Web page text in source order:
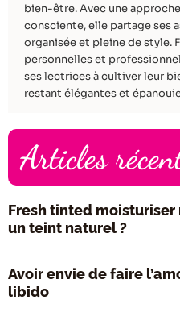
bien-être. Avec une
consciente, elle partage ses
organisée et pleine de style.
personnelles et
ses lectrices à cultiver leur
restant élégantes et
Articles
Fresh tinted
un teint naturel ?
Avoir envie de faire
libido